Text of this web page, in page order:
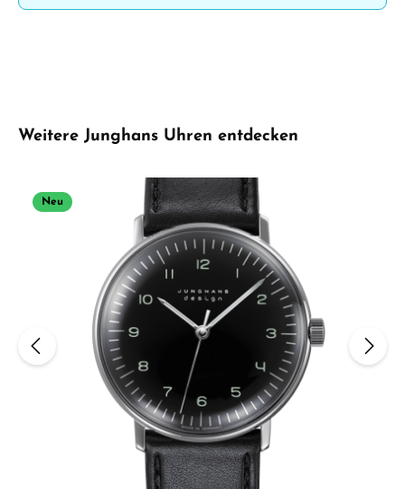
Produktgalerie überspringen
Weitere Junghans Uhren entdecken
Neu